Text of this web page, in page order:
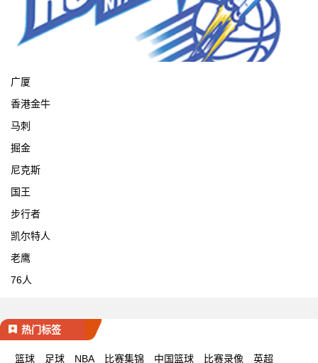
广厦
香港金牛
马刺
掘金
尼克斯
国王
步行者
凯尔特人
老鹰
76人
热门标签
篮球 足球 NBA 比赛集锦 中国篮球 比赛录像 英超